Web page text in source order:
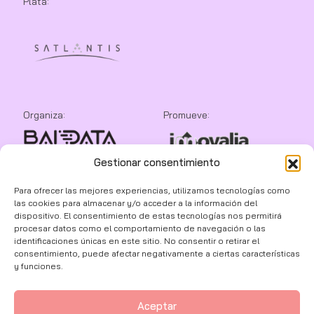
Gestionar consentimiento
Para ofrecer las mejores experiencias, utilizamos tecnologías como
las cookies para almacenar y/o acceder a la información del
dispositivo. El consentimiento de estas tecnologías nos permitirá
procesar datos como el comportamiento de navegación o las
identificaciones únicas en este sitio. No consentir o retirar el
consentimiento, puede afectar negativamente a ciertas características
y funciones.
Aceptar
Organiza: Promueve:
Colaboran: